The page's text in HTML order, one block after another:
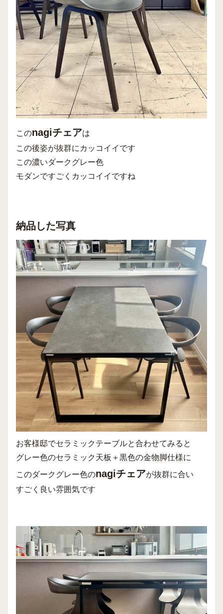
このnagiチェアは
この後姿が抜群にカッコイイです
この濃いダークグレー色
モダンですごくカッコイイですね
納品した写真
お客様邸でセラミックテーブルと合わせてみると
グレー色のセラミック天板＋黒色の金物脚仕様に
このダークグレー色のnagiチェアが抜群に合い
すごく良い雰囲気です